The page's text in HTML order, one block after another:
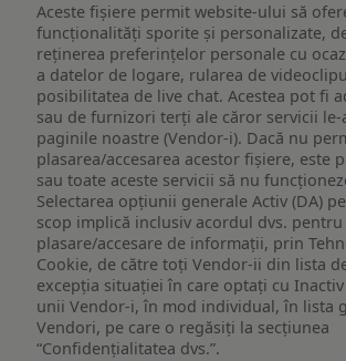
Aceste fișiere permit website-ului să
funcționalități sporite și personalizate,
reţinerea preferinţelor personale cu
a datelor de logare, rularea de
posibilitatea de live chat. Acestea pot fi
sau de furnizori terți ale căror servicii
paginile noastre (Vendor-i). Dacă nu
plasarea/accesarea acestor fișiere, este
sau toate aceste servicii să nu
Selectarea opțiunii generale Activ (DA)
scop implică inclusiv acordul dvs. pentru
plasare/accesare de informații, prin
Cookie, de către toți Vendor-ii din lista
excepția situației în care optați cu
unii Vendor-i, în mod individual, în lista
Vendori, pe care o regăsiți la secțiunea
“Confidențialitatea dvs.”.